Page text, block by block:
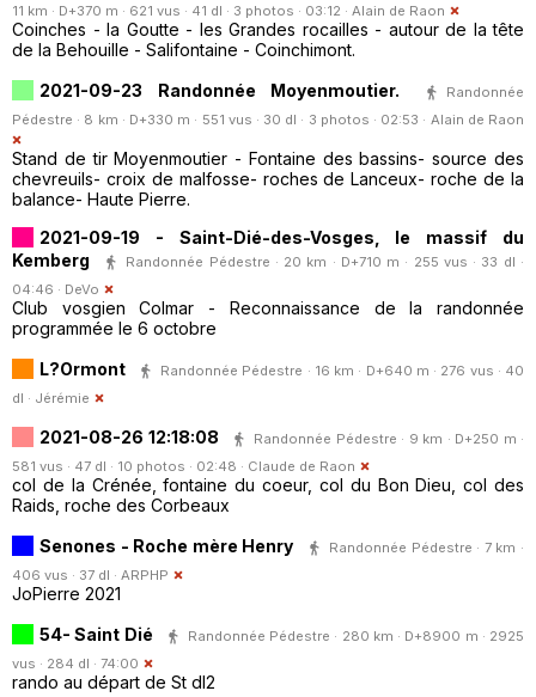
11 km · D+370 m · 621 vus · 41 dl · 3 photos · 03:12 · Alain de Raon
Coinches - la Goutte - les Grandes rocailles - autour de la tête
de la Behouille - Salifontaine - Coinchimont.
2021-09-23 Randonnée Moyenmoutier.
Randonnée
Pédestre · 8 km · D+330 m · 551 vus · 30 dl · 3 photos · 02:53 · Alain de Raon
Stand de tir Moyenmoutier - Fontaine des bassins- source des
chevreuils- croix de malfosse- roches de Lanceux- roche de la
balance- Haute Pierre.
2021-09-19 - Saint-Dié-des-Vosges, le massif du
Kemberg
Randonnée Pédestre · 20 km · D+710 m · 255 vus · 33 dl ·
04:46 · DeVo
Club vosgien Colmar - Reconnaissance de la randonnée
programmée le 6 octobre
L?Ormont
Randonnée Pédestre · 16 km · D+640 m · 276 vus · 40
dl · Jérémie
2021-08-26 12:18:08
Randonnée Pédestre · 9 km · D+250 m ·
581 vus · 47 dl · 10 photos · 02:48 · Claude de Raon
col de la Crénée, fontaine du coeur, col du Bon Dieu, col des
Raids, roche des Corbeaux
Senones - Roche mère Henry
Randonnée Pédestre · 7 km ·
406 vus · 37 dl · ARPHP
JoPierre 2021
54- Saint Dié
Randonnée Pédestre · 280 km · D+8900 m · 2925
vus · 284 dl · 74:00
rando au départ de St dI2